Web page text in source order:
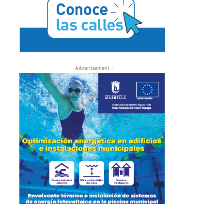
- Advertisement -